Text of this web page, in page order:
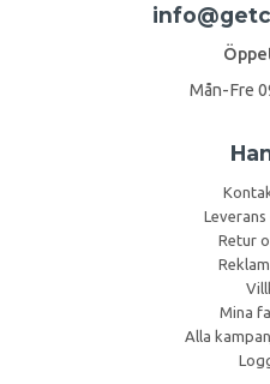
Mån-Fre
Retur
Mina
Alla